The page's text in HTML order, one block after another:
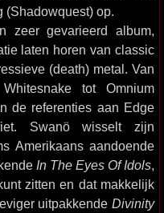
(Shadowquest) op.
gevarieerd album,
laten horen van classic
(death) metal. Van
tot Omnium
de referenties aan Edge
Swanö wisselt zijn
Amerikaans aandoende
In The Eyes Of Idols,
zitten en dat makkelijk
uitpakkende Divinity